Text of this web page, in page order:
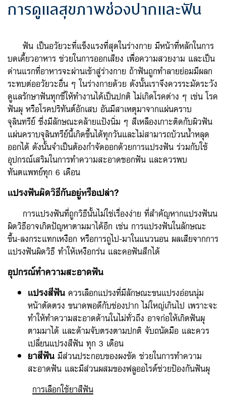
การดูแลสุขภาพช่องปากและฟัน
ฟัน เป็นอวัยวะที่แข็งแรงที่สุดในร่างกาย มีหน้าที่หลักในการ
บดเคี้ยวอาหาร ช่วยในการออกเสียง เพื่อความสวยงาม และเป็น
ด่านแรกที่อาหารจะผ่านเข้าสู่ร่างกาย ถ้าฟันถูกทำลายย่อมมีผลก
ระทบต่ออวัยวะอื่น ๆ ในร่างกายด้วย ดังนั้นเราจึงควรระมัดระวัง
ดูแลรักษาฟันทุกซี่ให้ทำงานได้เป็นปกติ ไม่เกิดโรคต่าง ๆ เช่น โรค
ฟันผุ หรือโรคปริทันต์อักเสบ อันมีสาเหตุมาจากแผ่นคราบ
จุลินทรีย์ ซึ่งมีลักษณะคล้ายแป้งนิ่ม ๆ สีเหลืองเกาะติดกับผิวฟัน
แผ่นคราบจุลินทรีย์นี้เกิดขึ้นได้ทุกวันและไม่สามารถบ้วนน้ำหลุด
ออกได้ ดังนั้นจำเป็นต้องกำจัดออกด้วยการแปรงฟัน ร่วมกับใช้
อุปกรณ์เสริมในการทำความสะอาดซอกฟัน และควรพบ
ทันตแพทย์ทุก 6 เดือน
แปรงฟันผิดวิธีกันอยู่หรือเปล่า?
การแปรงฟันที่ถูกวิธีนั้นไม่ใช่เรื่องง่าย ที่สำคัญหากแปรงฟันน
ผิดวิธีอาจเกิดปัญหาตามมาได้อีก เช่น การแปรงฟันในลักษณะ
ขึ้น-ลงกระแทกเหงือก หรือการถูไป-มาในแนวนอน ผลเสียจากการ
แปรงฟันผิดวิธี ทำให้เหงือกร่น และคอฟันสึกได้
อุปกรณ์ทำความสะอาดฟัน
แปรงสีฟัน ควรเลือกแปรงที่มีลักษณะขนแปรงอ่อนนุ่ม
หน้าตัดตรง ขนาดพอดีกับช่องปาก ไม่ใหญ่เกินไป เพราะจะ
ทำให้ทำความสะอาดด้านในไม่ทั่วถึง อาจก่อให้เกิดฟันผุ
ตามมาได้ และด้ามจับตรงตามปกติ จับถนัดมือ และควร
เปลี่ยนแปรงสีฟัน ทุก 3 เดือน
ยาสีฟัน มีส่วนประกอบของผงขัด ช่วยในการทำความ
สะอาดฟัน และมีส่วนผสมของฟลูออไรด์ช่วยป้องกันฟันผุ
การเลือกใช้ยาสีฟัน